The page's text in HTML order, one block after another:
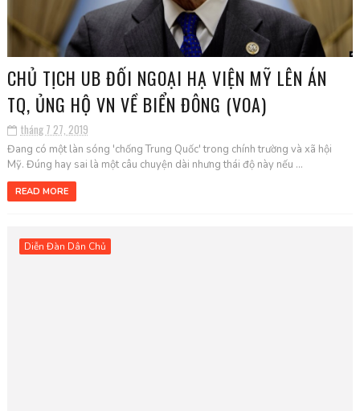
CHỦ TỊCH UB ĐỐI NGOẠI HẠ VIỆN MỸ LÊN ÁN
TQ, ỦNG HỘ VN VỀ BIỂN ĐÔNG (VOA)
tháng 7 27, 2019
Đang có một làn sóng 'chống Trung Quốc' trong chính trường và xã hội
Mỹ. Đúng hay sai là một câu chuyện dài nhưng thái độ này nếu ...
READ MORE
Diễn Đàn Dân Chủ